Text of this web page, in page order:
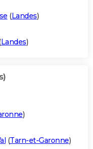
(Landes)
Landes)
)
(Tarn-et-Garonne)